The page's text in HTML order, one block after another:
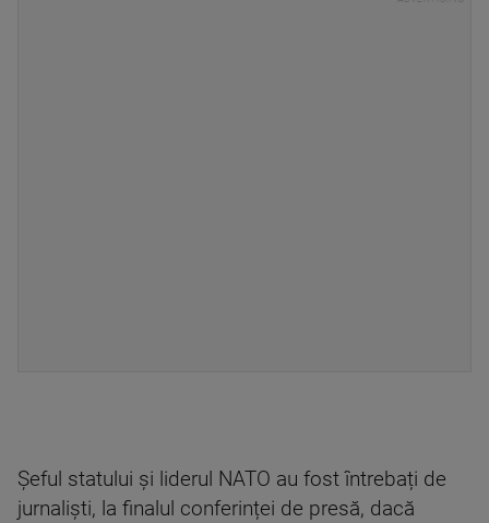
Șeful statului și liderul NATO au fost întrebați de
jurnaliști, la finalul conferinței de presă, dacă